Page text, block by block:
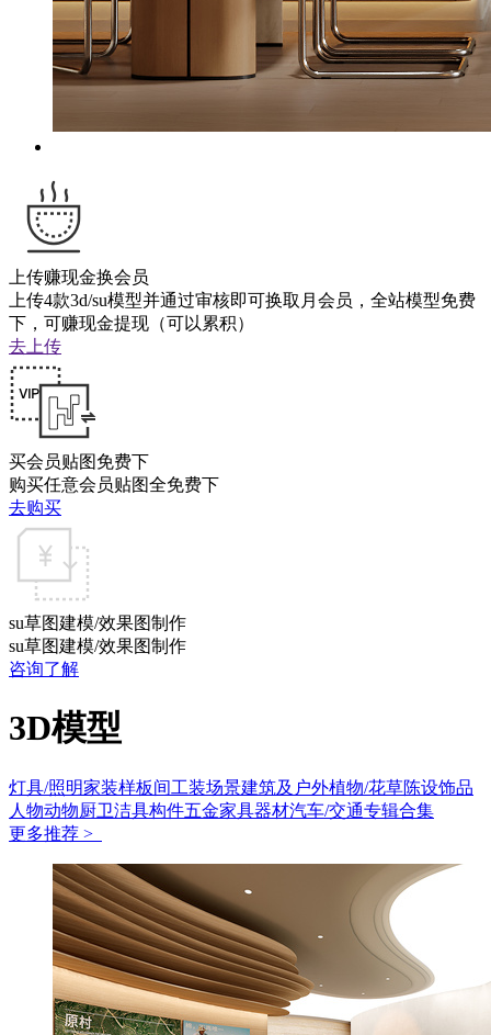
上传赚现金换会员
上传4款3d/su模型并通过审核即可换取月会员，全站模型免费
下，可赚现金提现（可以累积）
去上传
买会员贴图免费下
购买任意会员贴图全免费下
去购买
su草图建模/效果图制作
su草图建模/效果图制作
咨询了解
3D模型
灯具/照明家装样板间工装场景建筑及户外植物/花草陈设饰品
人物动物厨卫洁具构件五金家具器材汽车/交通专辑合集
更多推荐 >